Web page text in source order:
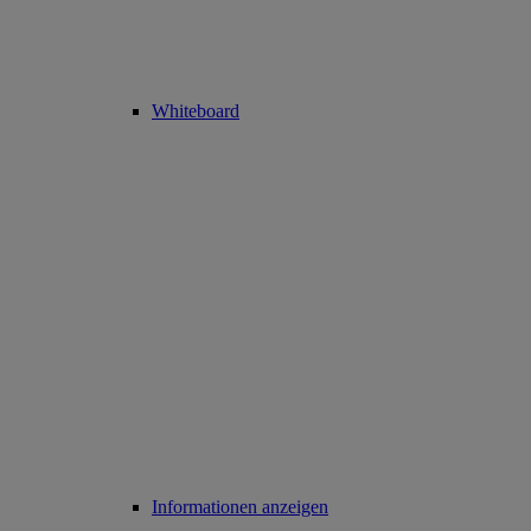
Whiteboard
Informationen anzeigen